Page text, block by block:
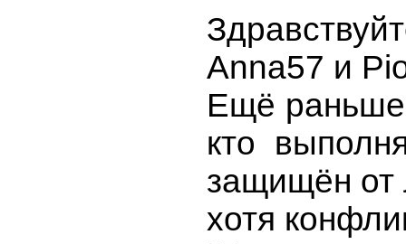
Anna57 и
Ещё
кто
защищён от
хотя